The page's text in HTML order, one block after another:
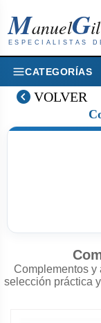
ManuelGil
ESPECIALISTAS
CATEGORÍAS
VOLVER
Complementos y
selección práctica